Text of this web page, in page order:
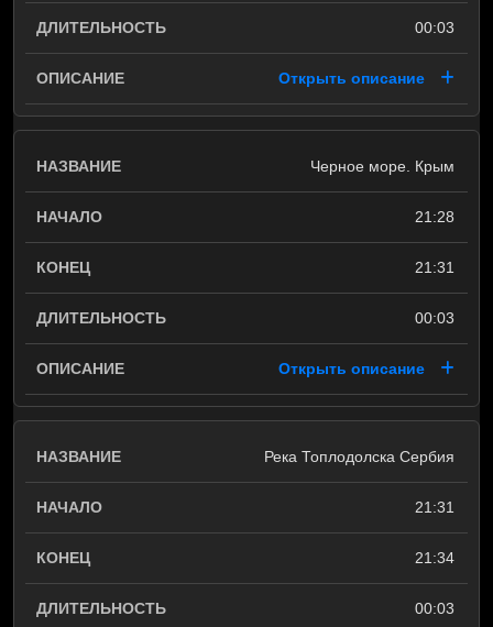
00:03
Открыть описание
Черное море. Крым
21:28
21:31
00:03
Открыть описание
Река Топлодолска Сербия
21:31
21:34
00:03